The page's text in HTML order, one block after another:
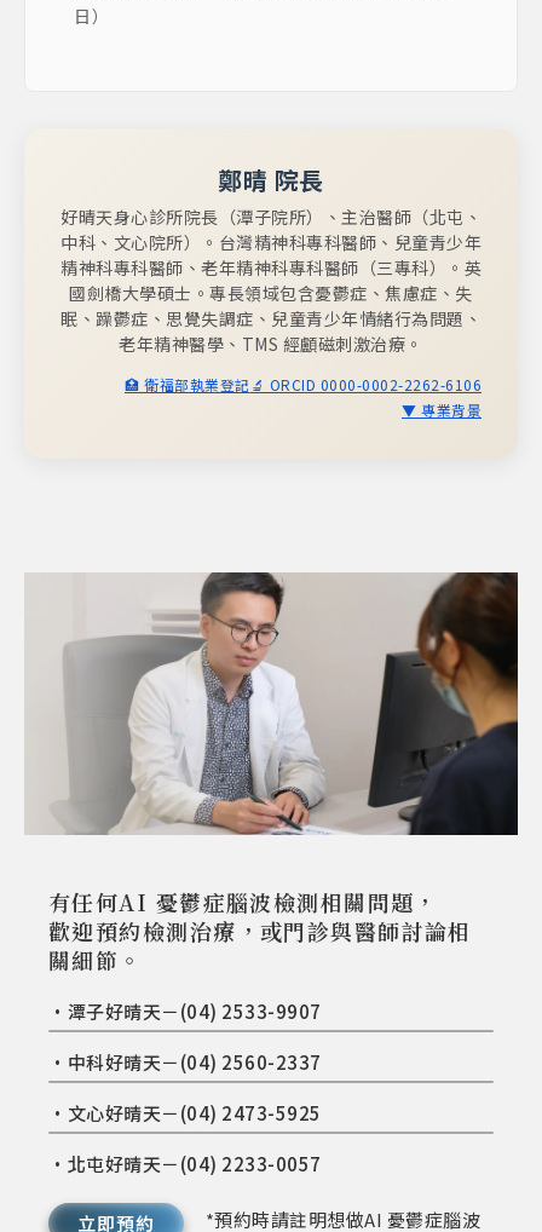
日）
鄭晴 院長
好晴天身心診所院長（潭子院所）、主治醫師（北屯、
中科、文心院所）。台灣精神科專科醫師、兒童青少年
精神科專科醫師、老年精神科專科醫師（三專科）。英
國劍橋大學碩士。專長領域包含憂鬱症、焦慮症、失
眠、躁鬱症、思覺失調症、兒童青少年情緒行為問題、
老年精神醫學、TMS 經顱磁刺激治療。
🏥 衛福部執業登記 🔬 ORCID 0000-0002-2262-6106
▼ 專業背景
有任何AI 憂鬱症腦波檢測相關問題，
歡迎預約檢測治療，或門診與醫師討論相
關細節。
•潭子好晴天－(04) 2533-9907
•中科好晴天－(04) 2560-2337
•文心好晴天－(04) 2473-5925
•北屯好晴天－(04) 2233-0057
立即預約
*預約時請註明想做AI 憂鬱症腦波